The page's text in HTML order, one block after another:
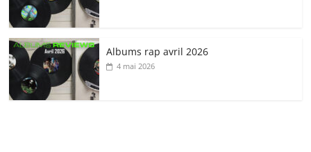
Albums rap avril 2026
4 mai 2026